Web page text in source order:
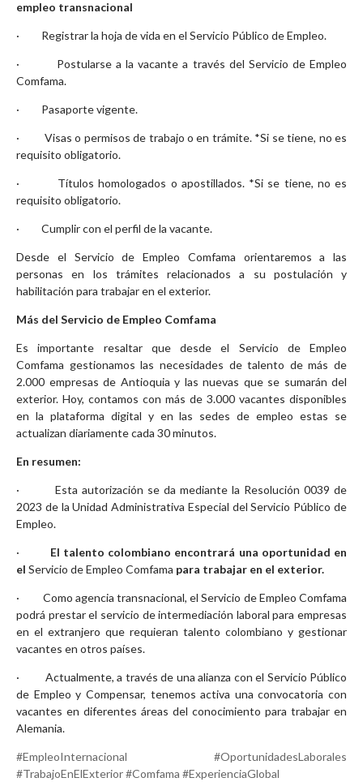
empleo transnacional
· Registrar la hoja de vida en el Servicio Público de Empleo.
· Postularse a la vacante a través del Servicio de Empleo
Comfama.
· Pasaporte vigente.
· Visas o permisos de trabajo o en trámite. *Si se tiene, no es
requisito obligatorio.
· Títulos homologados o apostillados. *Si se tiene, no es
requisito obligatorio.
· Cumplir con el perfil de la vacante.
Desde el Servicio de Empleo Comfama orientaremos a las
personas en los trámites relacionados a su postulación y
habilitación para trabajar en el exterior.
Más del Servicio de Empleo Comfama
Es importante resaltar que desde el Servicio de Empleo
Comfama gestionamos las necesidades de talento de más de
2.000 empresas de Antioquia y las nuevas que se sumarán del
exterior. Hoy, contamos con más de 3.000 vacantes disponibles
en la plataforma digital y en las sedes de empleo estas se
actualizan diariamente cada 30 minutos.
En resumen:
· Esta autorización se da mediante la Resolución 0039 de
2023 de laUnidad Administrativa Especial del Servicio Público de
Empleo.
· El talento colombiano encontrará una oportunidad en
el Servicio de Empleo Comfama para trabajar en el exterior.
· Como agencia transnacional, el Servicio de Empleo Comfama
podrá prestar el servicio de intermediación laboral para empresas
en el extranjero que requieran talento colombiano y gestionar
vacantes en otros países.
· Actualmente, a través de una alianza con el Servicio Público
de Empleo y Compensar, tenemos activa una convocatoria con
vacantes en diferentes áreas del conocimiento para trabajar en
Alemania.
#EmpleoInternacional #OportunidadesLaborales
#TrabajoEnElExterior #Comfama #ExperienciaGlobal